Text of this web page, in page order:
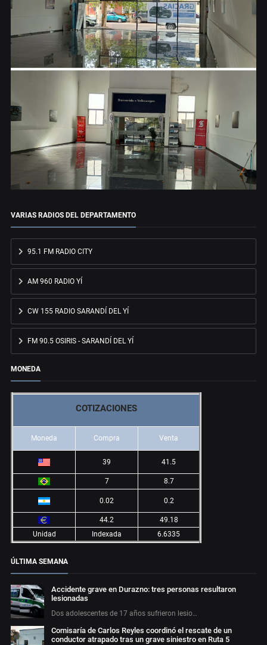
VARIAS RADIOS DEL DEPARTAMENTO
95.1 FM RADIO CITY
AM 960 RADIO YÍ
CW 155 RADIO SARANDÍ DEL YÍ
FM 90.5 OSIRIS - SARANDÍ DEL YÍ
MONEDA
COTIZACIONES
Moneda Compra Venta
39 41.5
7 8.7
0.02 0.2
44.2
49.18
Unidad
Indexada 6.6335
ÚLTIMA SEMANA
Accidente grave en Durazno: tres personas resultaron
lesionadas
Dos adolescentes de 17 años sufrieron lesio…
Comisaría de Carlos Reyles coordinó el rescate de un
conductor atrapado tras un grave siniestro en Ruta 5